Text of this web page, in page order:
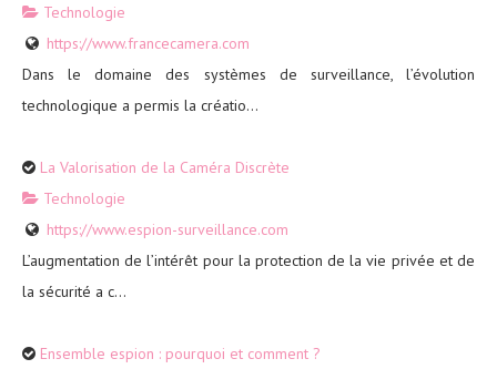
Technologie
https://www.francecamera.com
Dans le domaine des systèmes de surveillance, l’évolution
technologique a permis la créatio...
La Valorisation de la Caméra Discrète
Technologie
https://www.espion-surveillance.com
L’augmentation de l’intérêt pour la protection de la vie privée et de
la sécurité a c...
Ensemble espion : pourquoi et comment ?